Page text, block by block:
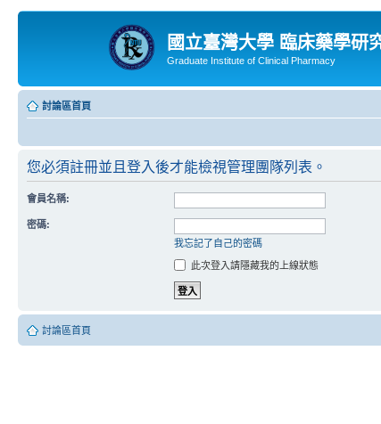
國立臺灣大學 臨床藥學研
Graduate Institute of Clinical Pharmacy
討論區首頁
您必須註冊並且登入後才能檢視管理團隊列表。
會員名稱:
密碼:
我忘記了自己的密碼
此次登入請隱藏我的上線狀態
討論區首頁